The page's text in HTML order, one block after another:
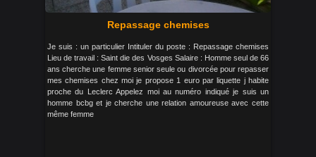
Repassage chemises
Je suis : un particulier Intituler du poste : Repassage chemises
Lieu de travail : Saint die des Vosges Salaire : Homme seul de 66
ans cherche une femme senior seule ou divorcée pour repasser
mes chemises chez moi je propose 1 euro par liquette j habite
proche du Leclerc Appelez moi au numéro indiqué je suis un
homme bcbg et je cherche une relation amoureuse avec cette
même femme